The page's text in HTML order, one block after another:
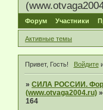
Форум Участники
Активные темы
Привет, Гость! Войдите
»СИЛА РОССИИ.
(www.otvaga2004.ru) »
164